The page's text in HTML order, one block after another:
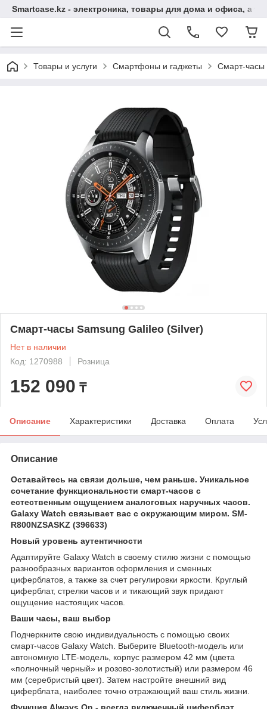
Smartcase.kz - электроника, товары для дома и офиса, а
Товары и услуги Смартфоны и гаджеты Смарт-часы
Смарт-часы Samsung Galileo (Silver)
Нет в наличии
Код: 1270988
Розница
152 090 ₸
Описание Характеристики Доставка Оплата
Описание
Оставайтесь на связи дольше, чем раньше. Уникальное
сочетание функциональности смарт-часов с
естественным ощущением аналоговых наручных часов.
Galaxy Watch связывает вас с окружающим миром. SM-
R800NZSASKZ (396633)
Новый уровень аутентичности
Адаптируйте Galaxy Watch в своему стилю жизни с помощью
разнообразных вариантов оформления и сменных
циферблатов, а также за счет регулировки яркости. Круглый
циферблат, стрелки часов и и тикающий звук придают
ощущение настоящих часов.
Ваши часы, ваш выбор
Подчеркните свою индивидуальность с помощью своих
смарт-часов Galaxy Watch. Выберите Bluetooth-модель или
автономную LTE-модель, корпус размером 42 мм (цвета
«полночный черный» и розово-золотистый) или размером 46
мм (серебристый цвет). Затем настройте внешний вид
циферблата, наиболее точно отражающий ваш стиль жизни.
Функция Always On - всегда включенный циферблат